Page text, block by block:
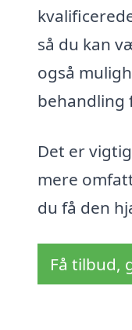
så du kan
også
behandling
Det er
mere
du få den
Få tilbud,